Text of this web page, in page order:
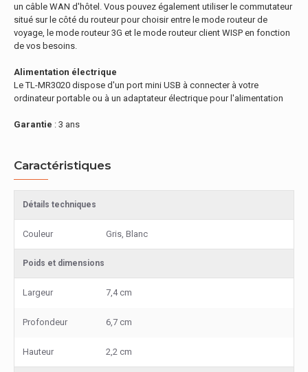
un câble WAN d'hôtel. Vous pouvez également utiliser le commutateur
situé sur le côté du routeur pour choisir entre le mode routeur de
voyage, le mode routeur 3G et le mode routeur client WISP en fonction
de vos besoins.
Alimentation électrique
Le TL-MR3020 dispose d'un port mini USB à connecter à votre
ordinateur portable ou à un adaptateur électrique pour l'alimentation
Garantie : 3 ans
Caractéristiques
Détails techniques
Couleur Gris, Blanc
Poids et dimensions
Largeur 7,4 cm
Profondeur 6,7 cm
Hauteur 2,2 cm